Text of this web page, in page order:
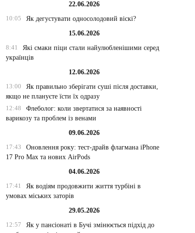
22.06.2026
10:05
Як дегустувати односолодовий віскі?
15.06.2026
8:41
Які смаки піци стали найулюбленішими серед
українців
12.06.2026
13:00
Як правильно зберігати суші після доставки,
якщо не плануєте їсти їх одразу
12:48
Флеболог: коли звертатися за наявності
варикозу та проблем із венами
09.06.2026
17:43
Оновлення року: тест-драйв флагмана iPhone
17 Pro Max та нових AirPods
04.06.2026
17:41
Як водіям продовжити життя турбіні в
умовах міських заторів
29.05.2026
12:57
Як у пансіонаті в Бучі змінюється підхід до